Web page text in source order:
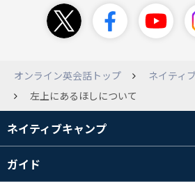
オンライン英会話トップ
ネイティ
左上にあるほしについて
ネイティブキャンプ
ガイド